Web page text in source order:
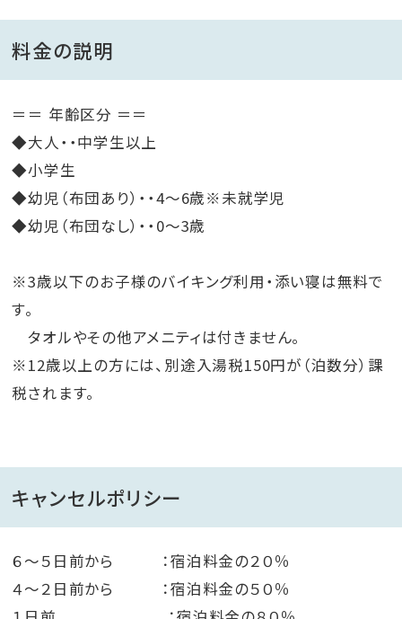
料金の説明
＝＝ 年齢区分 ＝＝
◆大人・・中学生以上
◆小学生
◆幼児（布団あり）・・4～6歳※未就学児
◆幼児（布団なし）・・0～3歳
※3歳以下のお子様のバイキング利用・添い寝は無料で
す。
タオルやその他アメニティは付きません。
※12歳以上の方には、別途入湯税150円が（泊数分）課
税されます。
キャンセルポリシー
６～５日前から ：宿泊料金の２０％
４～２日前から ：宿泊料金の５０％